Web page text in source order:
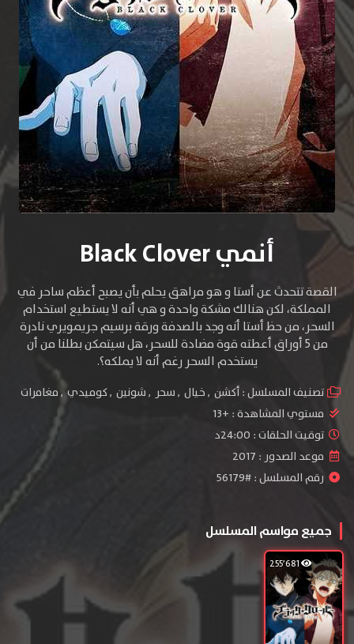
أنمي Black Clover
القصة تتحدث عن أستا و هو مراهق يحلم بأن يصبح أعظم ساحر في
المملكة، لكن هنالك مشكة واحدة و هي أنه لا يستطيع استخدام
السحر، من حظ أستا أنه وجد بالصدفة ورقة برسيم جريمويري نادرة
من 5 أوراق أعطته قوة مضادة للسحر، هل سيتمكن بطلنا من أن
يستخدم السحر رغم أنه لا يملكه؟.
تصنيف المسلسل :أكشن ,خيال ,سحر ,شونين ,كوميدي ,مغامرات
مستوي المشاهدة : +13
توقيت الحلقات : 24:00د
موعد الصدور : 2017
رقم المسلسل : #56179
جميع مواسم المسلسل